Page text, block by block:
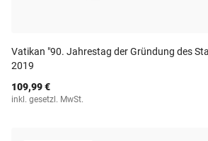
Vatikan "90. Jahrestag der Gründung des
2019
109,99 €
inkl. gesetzl. MwSt.